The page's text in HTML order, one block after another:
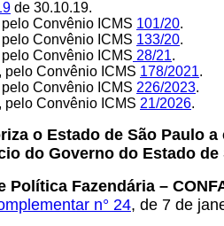
de 30.10.19.
Convênio ICMS 101/20.
Convênio ICMS 133/20.
Convênio ICMS 28/21.
pelo Convênio ICMS 178/2021.
Convênio ICMS 226/2023.
pelo Convênio ICMS 21/2026.
o Estado de São Paulo
do Governo do Estado de
Política Fazendária –
n° 24, de 7 de